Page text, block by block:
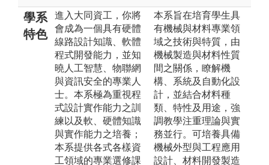
學系
特色
進入大同資工，你將
會成為一個具有硬體
線路設計知識、軟體
程式開發能力，並知
曉人工智慧、物聯網
與資訊安全的專業人
士。本系極為重視程
式設計實作能力之訓
練以及軟、硬體知識
與實作能力之培養；
本系提供各式各樣資
工領域的專業選修課
本系旨在培育學生具
有機械與材料專業領
域之技術與特質，由
機械製造與材料性質
間之關係，瞭解機
構、系統及自動化設
計，並結合材料種
類、特性及用途，強
調教學注重理論與實
務並行。可培養具備
機械外型與工程應用
設計、材料開發製造